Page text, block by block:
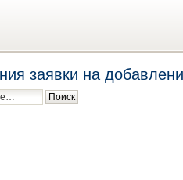
заявки на